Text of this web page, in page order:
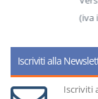
(iva
Iscriviti alla
Iscriviti